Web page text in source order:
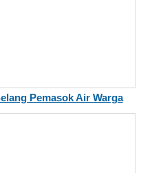
Pemasok Air Warga